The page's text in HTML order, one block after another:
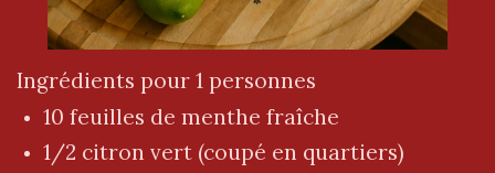
Ingrédients pour 1 personnes
10 feuilles de menthe fraîche
1/2 citron vert (coupé en quartiers)